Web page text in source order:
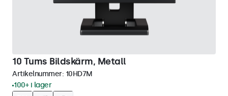
10 Tums Bildskärm, Metall
Artikelnummer: 10HD7M
100+ i lager